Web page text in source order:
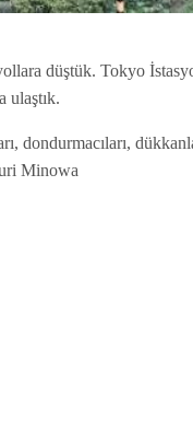
düştük. Tokyo
ulaştık.
dondurmacıları,
Minowa